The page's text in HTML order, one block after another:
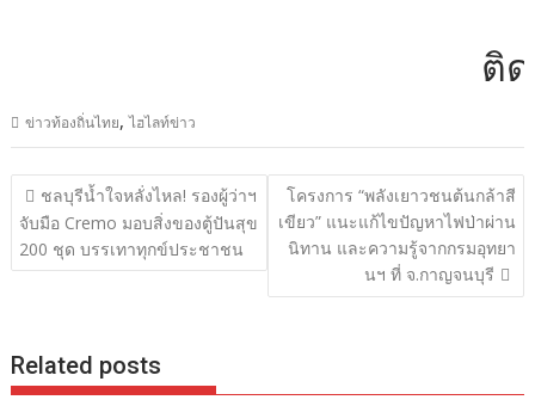
ติดต่
ข่าวท้องถิ่นไทย,ไฮไลท์ข่าว
แนะแนว
เรื่อง
ชลบุรีน้ำใจหลั่งไหล! รองผู้ว่าฯ
จับมือ Cremo มอบสิ่งของตู้ปันสุข
200 ชุด บรรเทาทุกข์ประชาชน
โครงการ “พลังเยาวชนต้นกล้าสี
เขียว” แนะแก้ไขปัญหาไฟป่าผ่าน
นิทาน และความรู้จากกรมอุทยา
นฯ ที่ จ.กาญจนบุรี
Related posts